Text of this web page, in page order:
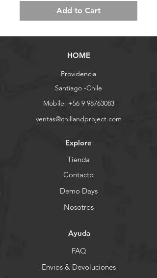
Add to Cart
HOME
Providencia
Santiago -Chile
Mobile: +56 9 98763083
ventas@chillandproject.com
Explore
Tienda
Contacto
Demo Days
Nosotros
Ayuda
FAQ
Envios & Devoluciones